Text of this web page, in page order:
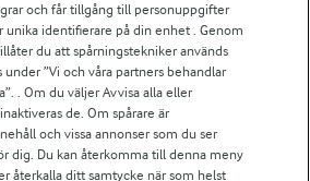
Kontakta oss
Arla in other countries
Fler Arlasajter
För ägare
Arlas kundportal
och får tillgång till personuppgifter
unika identifierare på din enhet . Genom
du att spårningstekniker används
”Vi och våra partners behandlar
. Om du väljer Avvisa alla eller
de. Om spårare är
och vissa annonser som du ser
dig. Du kan återkomma till denna meny
återkalla ditt samtycke när som helst